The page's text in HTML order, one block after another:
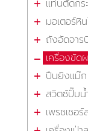
แท่นตัดกร
มอเตอร์หิ
ถังอัดจาร
เครื่องขัด
ปืนยิงแม๊ก
สวิตซ์ปั๊มน้
เพรชเชอ